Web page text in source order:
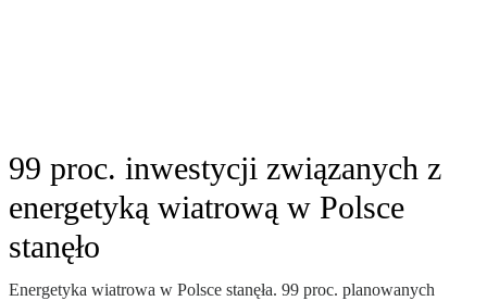
99 proc. inwestycji związanych z
energetyką wiatrową w Polsce
stanęło
Energetyka wiatrowa w Polsce stanęła. 99 proc. planowanych